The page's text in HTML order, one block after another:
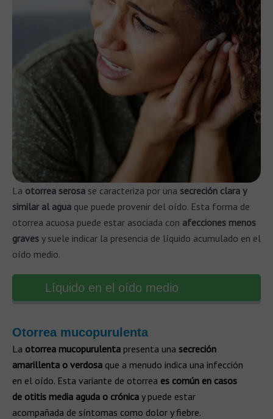
La otorrea serosa se caracteriza por una secreción clara y
similar al agua que puede provenir del oído. Esta forma de
otorrea acuosa puede estar asociada con afecciones menos
graves y suele indicar la presencia de líquido acumulado en el
oído medio.
Líquido en el oído medio
Otorrea mucopurulenta
La otorrea mucopurulenta presenta una secreción
amarillenta o verdosa que a menudo indica una infección
en el oído. Esta variante de otorrea es común en casos
de otitis media aguda o crónica y puede estar
acompañada de síntomas como dolor y fiebre.